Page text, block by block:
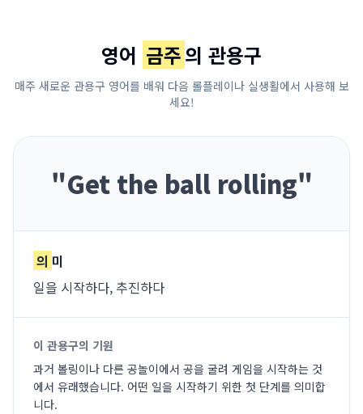
영어 금주의 관용구
매주 새로운 관용구 영어를 배워 다음 롤플레이나 실생활에서 사용해 보
세요!
"Get the ball rolling"
의 미
일을 시작하다, 추진하다
이 관용구의 기원
과거 볼링이나 다른 공놀이에서 공을 굴려 게임을 시작하는 것
에서 유래했습니다. 어떤 일을 시작하기 위한 첫 단계를 의미합
니다.